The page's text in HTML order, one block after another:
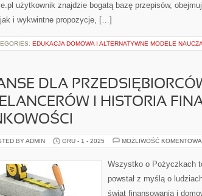
użytkownik znajdzie bogatą bazę przepisów,
i wykwintne propozycje, […]
EDUKACJA DOMOWA I ALTERNATYWNE MODELE
DLA
I HISTORIA
BY ADMIN GRU - 1 - 2025 MOŻLIWOŚĆ
Wszystko o Pożyczkach
powstał z myślą o
świat finansowania i